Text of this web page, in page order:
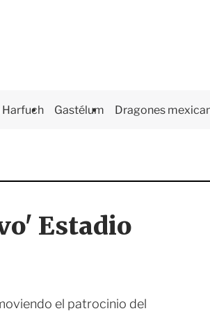
Harfuch Gastélum Dragones
Estadio
el patrocinio del